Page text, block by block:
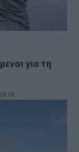
για τη